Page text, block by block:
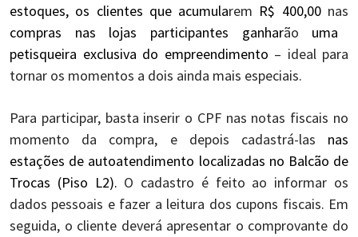
estoques, os clientes que acumularem R$ 400,00 nas
compras nas lojas participantes ganharão uma
petisqueira exclusiva do empreendimento – ideal para
tornar os momentos a dois ainda mais especiais.
Para participar, basta inserir o CPF nas notas fiscais no
momento da compra, e depois cadastrá-las nas
estações de autoatendimento localizadas no Balcão de
Trocas (Piso L2). O cadastro é feito ao informar os
dados pessoais e fazer a leitura dos cupons fiscais. Em
seguida, o cliente deverá apresentar o comprovante do